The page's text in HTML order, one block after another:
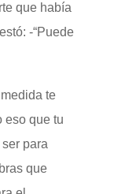
que había
-“Puede
te
eso que tu
para
que